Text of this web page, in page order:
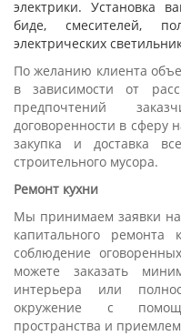
электрики. Установка
биде, смесителей,
электрических
По желанию клиента
в зависимости от
предпочтений
договоренности в сферу
закупка и доставка
строительного мусора.
Ремонт кухни
Мы принимаем заявки на
капитального ремонта
соблюдение
можете заказать
интерьера или
окружение с
пространства и